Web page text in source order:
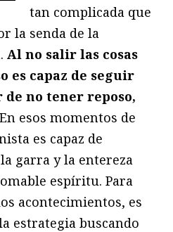
tan complicada que
la senda de la
Al no salir las cosas
es capaz de seguir
de no tener reposo,
esos momentos de
es capaz de
garra y la entereza
espíritu. Para
acontecimientos, es
estrategia buscando